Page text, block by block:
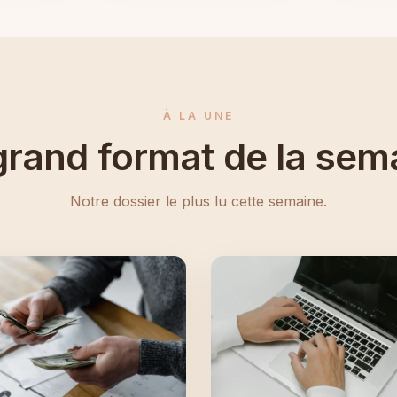
À LA UNE
format de la
Notre dossier le plus lu cette semaine.